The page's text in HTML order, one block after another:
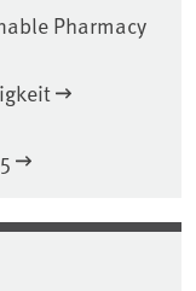
Pharmacy